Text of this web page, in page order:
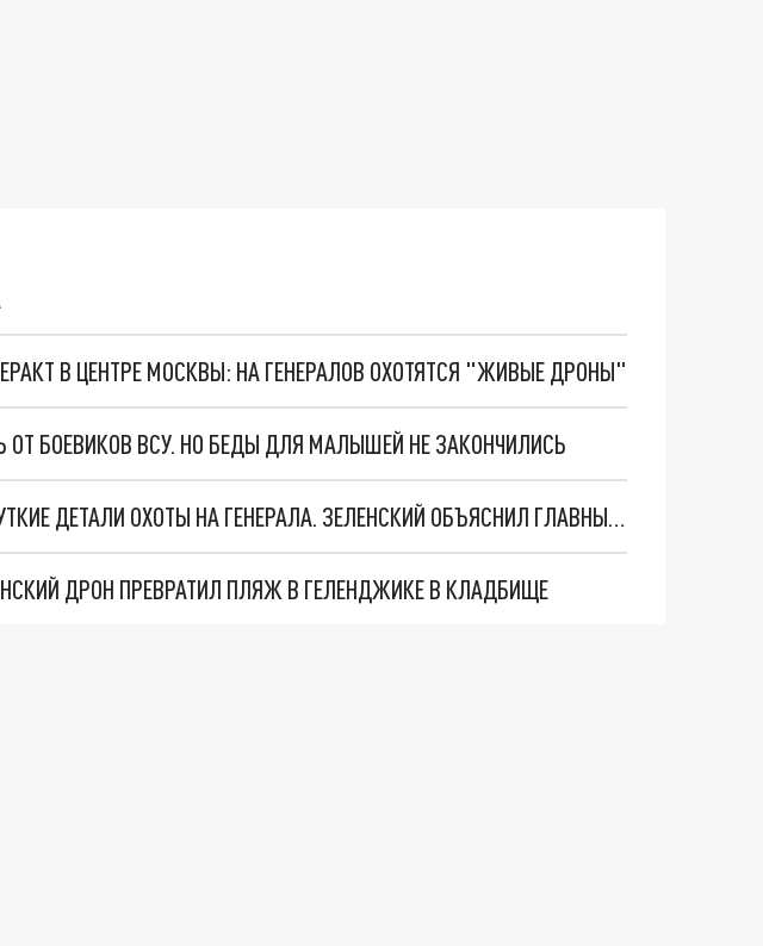
В ЦЕНТРЕ МОСКВЫ: НА ГЕНЕРАЛОВ ОХОТЯТСЯ "ЖИВЫЕ ДРОНЫ"
БОЕВИКОВ ВСУ. НО БЕДЫ ДЛЯ МАЛЫШЕЙ НЕ ЗАКОНЧИЛИСЬ
"МЫ ВАС ЗАСТАВИМ": ЖУТКИЕ ДЕТАЛИ ОХОТЫ НА ГЕНЕРАЛА. ЗЕЛЕНСКИЙ ОБЪЯСНИЛ ГЛАВНЫЙ СМЫСЛ ТЕРАКТА В ЦЕНТРЕ МОСКВЫ
ДРОН ПРЕВРАТИЛ ПЛЯЖ В ГЕЛЕНДЖИКЕ В КЛАДБИЩЕ